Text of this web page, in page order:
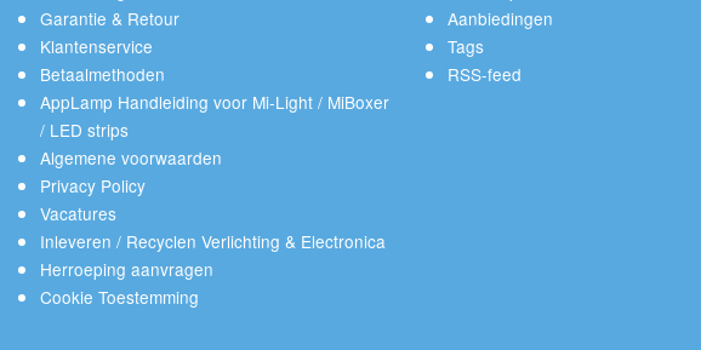
Garantie & Retour
Klantenservice
Betaalmethoden
AppLamp Handleiding voor Mi-Light / MiBoxer
/ LED strips
Algemene voorwaarden
Privacy Policy
Vacatures
Inleveren / Recyclen Verlichting & Electronica
Herroeping aanvragen
Cookie Toestemming
Aanbiedingen
Tags
RSS-feed